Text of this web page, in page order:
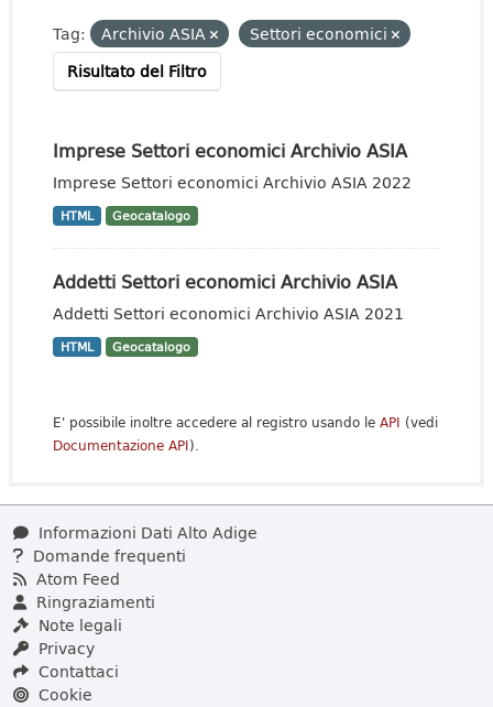
Tag: Archivio ASIA
Settori economici
Risultato del Filtro
Imprese Settori economici Archivio ASIA
Imprese Settori economici Archivio ASIA 2022
HTML Geocatalogo
Addetti Settori economici Archivio ASIA
Addetti Settori economici Archivio ASIA 2021
HTML Geocatalogo
E' possibile inoltre accedere al registro usando le API (vedi
Documentazione API).
Informazioni Dati Alto Adige
Domande frequenti
Atom Feed
Ringraziamenti
Note legali
Privacy
Contattaci
Cookie